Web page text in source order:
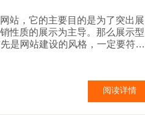
站，它的主要目的是为了突出展
性质的展示为主导。那么展示型
各种模块要和企业的风格一致。
阅读详情